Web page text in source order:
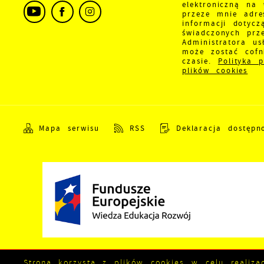
elektroniczną na
przeze mnie
informacji
świadczonych
Administratora
może zostać
czasie. Polityka
plików cookies
Mapa serwisu RSS Deklaracja